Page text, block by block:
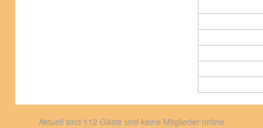
Aktuell sind 112 Gäste und keine Mitglieder online